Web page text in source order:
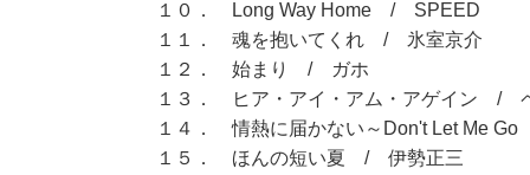
１０． Long Way Home / SPEED
１１． 魂を抱いてくれ / 氷室京介
１２． 始まり / ガホ
１３． ヒア・アイ・アム・アゲイン /
１４． 情熱に届かない～Don't Let Me
１５． ほんの短い夏 / 伊勢正三